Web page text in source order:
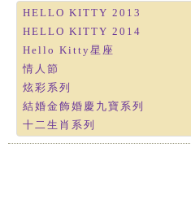
HELLO KITTY 2013
HELLO KITTY 2014
Hello Kitty星座
情人節
炫彩系列
結婚金飾婚慶九寶系列
十二生肖系列